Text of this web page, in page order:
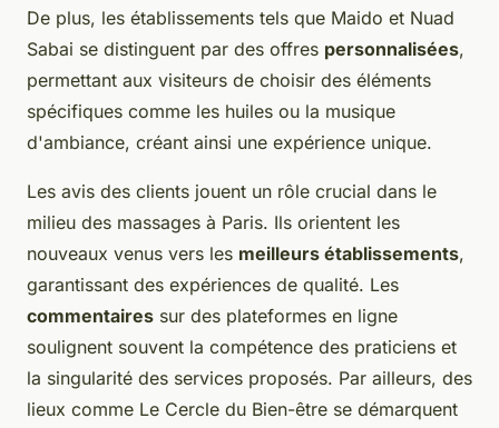
De plus, les établissements tels que Maido et Nuad
Sabai se distinguent par des offres personnalisées,
permettant aux visiteurs de choisir des éléments
spécifiques comme les huiles ou la musique
d'ambiance, créant ainsi une expérience unique.
Les avis des clients jouent un rôle crucial dans le
milieu des massages à Paris. Ils orientent les
nouveaux venus vers les meilleurs établissements,
garantissant des expériences de qualité. Les
commentaires sur des plateformes en ligne
soulignent souvent la compétence des praticiens et
la singularité des services proposés. Par ailleurs, des
lieux comme Le Cercle du Bien-être se démarquent